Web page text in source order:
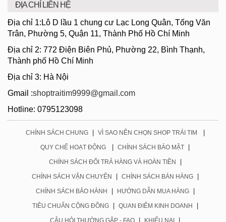
ĐỊA CHỈ LIÊN HỆ
Địa chỉ 1:Lô D lầu 1 chung cư Lạc Long Quân, Tống Văn
Trân, Phường 5, Quận 11, Thành Phố Hồ Chí Minh
Địa chỉ 2: 772 Điện Biên Phủ, Phường 22, Bình Thạnh,
Thành phố Hồ Chí Minh
Địa chỉ 3: Hà Nội
Gmail :shoptraitim9999@gmail.com
Hotline: 0795123098
CHÍNH SÁCH CHUNG | VÌ SAO NÊN CHỌN SHOP TRÁI TIM |
QUY CHẾ HOẠT ĐỘNG | CHÍNH SÁCH BẢO MẬT |
CHÍNH SÁCH ĐỔI TRẢ HÀNG VÀ HOÀN TIỀN |
CHÍNH SÁCH VẬN CHUYỂN | CHÍNH SÁCH BÁN HÀNG |
CHÍNH SÁCH BẢO HÀNH | HƯỚNG DẪN MUA HÀNG |
TIÊU CHUẨN CỘNG ĐỒNG | QUAN ĐIỂM KINH DOANH |
| |